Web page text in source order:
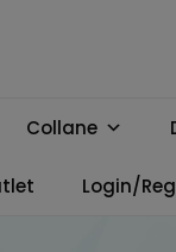
Collane
Login/